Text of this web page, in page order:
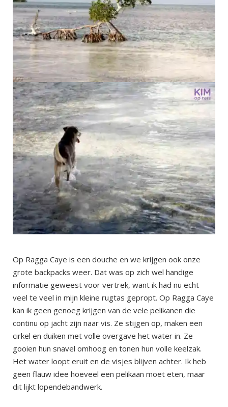
Op Ragga Caye is een douche en we krijgen ook onze
grote backpacks weer. Dat was op zich wel handige
informatie geweest voor vertrek, want ik had nu echt
veel te veel in mijn kleine rugtas gepropt. Op Ragga Caye
kan ik geen genoeg krijgen van de vele pelikanen die
continu op jacht zijn naar vis. Ze stijgen op, maken een
cirkel en duiken met volle overgave het water in. Ze
gooien hun snavel omhoog en tonen hun volle keelzak.
Het water loopt eruit en de visjes blijven achter. Ik heb
geen flauw idee hoeveel een pelikaan moet eten, maar
dit lijkt lopendebandwerk.